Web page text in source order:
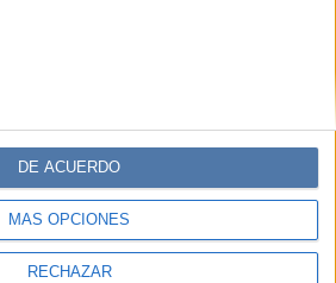
MÁS OPCIONES
RECHAZAR
DE ACUERDO